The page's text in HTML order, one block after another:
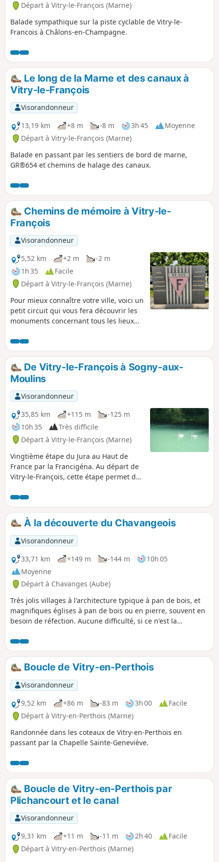
Départ à Vitry-le-François (Marne)
Balade sympathique sur la piste cyclable de Vitry-le-
Francois à Châlons-en-Champagne.
Le long de la Marne et des canaux à
Vitry-le-François
Visorandonneur
13,19 km
+8 m -8 m 3h 45
Moyenne
Départ à Vitry-le-François (Marne)
Balade en passant par les sentiers de bord de marne,
GR®654 et chemins de halage des canaux.
Chemins de mémoire à Vitry-le-
François
Visorandonneur
5,52 km
+2 m
-2 m
1h 35
Facile
Départ à Vitry-le-François (Marne)
Pour mieux connaître votre ville, voici un
petit circuit qui vous fera découvrir les
monuments concernant tous les lieux
difficulté particulière sur ce circuit qui
circule au travers des rues de la ville.
De Vitry-le-François à Sogny-aux-
Moulins
Visorandonneur
35,85 km
+115 m
-125 m
10h 35
Très difficile
Départ à Vitry-le-François (Marne)
Vingtième étape du Jura au Haut de
France par la Francigéna. Au départ de
Vitry-le-François, cette étape permet de
Majoritairement planté en Chardonnay,
le vignoble des Coteaux de Vitry est
aussi appelé Perthois viticole. Profitez
donc de votre passage pour partager la
passion des vignerons et apprécier
(avec modération) les spécificités du
Champagne produit ici. En arrivant à
Saint-Amand-sur-Fion, classé parmi les
plus beaux villages de France, vous
suivez le cours du Fion avec de
nombreux moulins qui témoignent
d’une activité économique liée à
l’agriculture céréalière. Votre arrivée
passage vers les sols crayeux de la
Champagne. Vous traversez ainsi le
« Pays de la craie », autrefois exploitée
comme matériau de construction, son
usage actuel est désormais également
destiné à l’industrie pharmaceutique.
À la découverte du Chavangeois
Visorandonneur
33,71 km
+149 m -144 m
10h 05
Moyenne
Départ à Chavanges (Aube)
Très jolis villages à l'architecture typique à pan de bois, et
magnifiques églises à pan de bois ou en pierre, souvent en
besoin de réfection. Aucune difficulté, si ce n'est la
Boucle de Vitry-en-Perthois
Visorandonneur
9,52 km
+86 m -83 m 3h 00
Facile
Départ à Vitry-en-Perthois (Marne)
Randonnée dans les coteaux de Vitry-en-Perthois en
passant par la Chapelle Sainte-Geneviève.
Boucle de Vitry-en-Perthois par
Plichancourt et le canal
Visorandonneur
9,31 km
+11 m -11 m 2h 40
Facile
Départ à Vitry-en-Perthois (Marne)